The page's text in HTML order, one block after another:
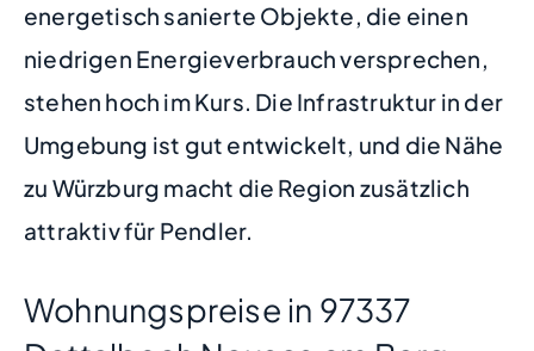
energetisch sanierte Objekte, die einen
niedrigen Energieverbrauch versprechen,
stehen hoch im Kurs. Die Infrastruktur in der
Umgebung ist gut entwickelt, und die Nähe
zu Würzburg macht die Region zusätzlich
attraktiv für Pendler.
Wohnungspreise in 97337